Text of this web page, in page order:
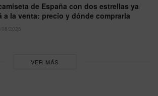
de España con dos estrellas ya
a la venta: precio y dónde comprarla
2026
VER MÁS